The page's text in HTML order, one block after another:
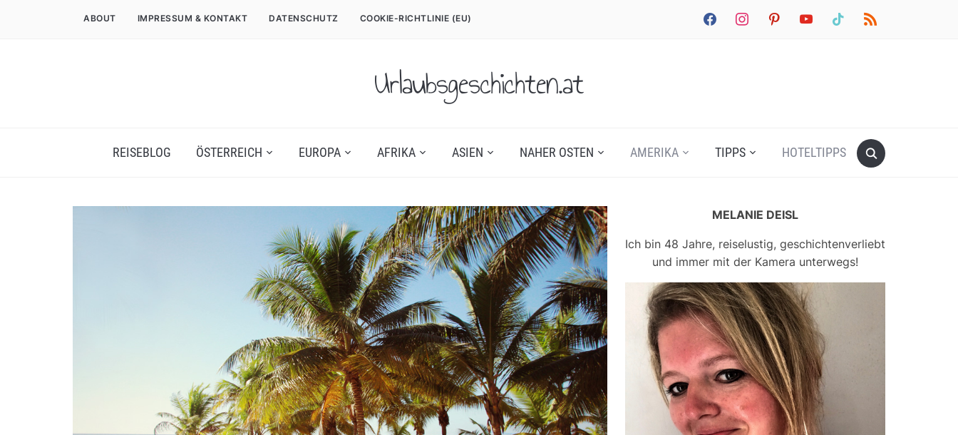
facebookinstagrampinterestyoutube tiktok rss
ABOUT IMPRESSUM & KONTAKT DATENSCHUTZ COOKIE-RICHTLINIE (EU)
Urlaubsgeschichten.at
REISEBLOG ÖSTERREICH EUROPA AFRIKA ASIEN NAHER OSTEN AMERIKA TIPPS HOTELTIPPS
MELANIE DEISL
Ich bin 48 Jahre, reiselustig, geschichtenverliebt
und immer mit der Kamera unterwegs!